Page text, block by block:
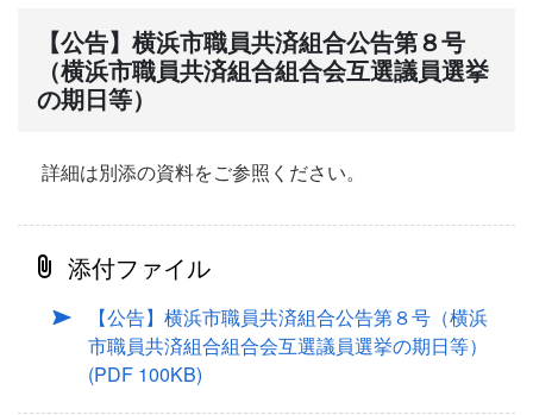
【公告】横浜市職員共済組合公告第８号
（横浜市職員共済組合組合会互選議員選挙
の期日等）
詳細は別添の資料をご参照ください。
添付ファイル
【公告】横浜市職員共済組合公告第８号（横浜
市職員共済組合組合会互選議員選挙の期日等）
(PDF 100KB)